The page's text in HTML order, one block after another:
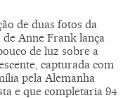
de duas fotos da
Anne Frank lança
de luz sobre a
capturada com
pela Alemanha
e que completaria 94